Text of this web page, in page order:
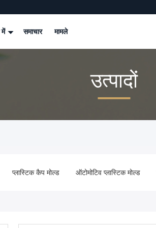
में समाचार मामले
उत्पादों
प्लास्टिक कैप मोल्ड ऑटोमोटिव प्लास्टिक मोल्ड